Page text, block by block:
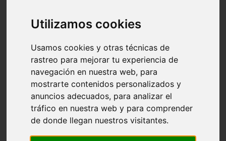
Utilizamos cookies
Usamos cookies y otras técnicas de
rastreo para mejorar tu experiencia de
navegación en nuestra web, para
mostrarte contenidos personalizados y
anuncios adecuados, para analizar el
tráfico en nuestra web y para comprender
de donde llegan nuestros visitantes.
Valencia - chiva
Murcia - calasparra
Valencia - sagunt
Asturias - ribadesella
Castellón - benicàssim
Alicante - el-campello
Cádiz - rota
Madrid - las-rozas-de-madrid
Ciudad-real - ciudad-real
Madrid - tres-cantos
Las-palmas - yaiza